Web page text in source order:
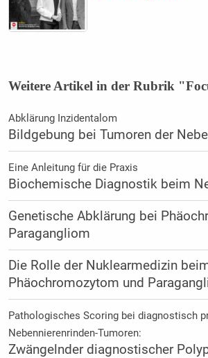
Weitere Artikel in der Rubrik
Abklärung Inzidentalom
Bildgebung bei Tumoren der
Eine Anleitung für die Praxis
Biochemische Diagnostik beim
Genetische Abklärung bei
Paragangliom
Die Rolle der Nuklearmedizin
Phäochromozytom und
Pathologisches Scoring bei diagnostisch
Nebennierenrinden-Tumoren:
Zwängelnder diagnostischer